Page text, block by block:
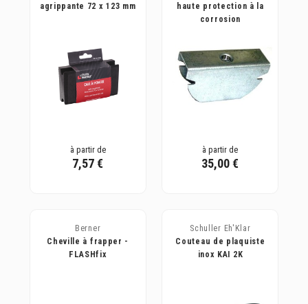
agrippante 72 x 123 mm
à partir de
7,57 €
haute protection à la
corrosion
à partir de
35,00 €
Berner
Cheville à frapper -
FLASHfix
Schuller Eh'Klar
Couteau de plaquiste
inox KAI 2K